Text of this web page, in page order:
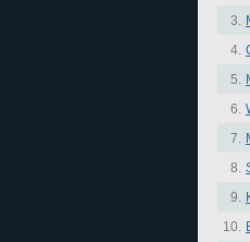
3.
4.
5.
6.
7.
8.
9.
10.